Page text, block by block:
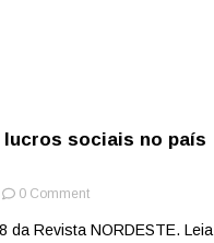
lucros sociais no país
0 Commenton
CEF
da Revista NORDESTE. Leia